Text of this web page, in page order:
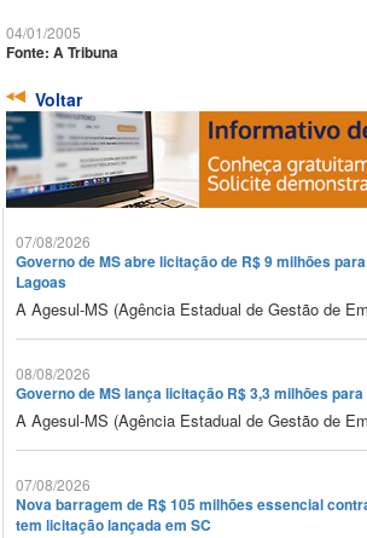
04/01/2005
Fonte: A Tribuna
Voltar
07/08/2026
Governo de MS abre licitação de R$ 9 milhões
Lagoas
A Agesul-MS (Agência Estadual de Gestão de
08/08/2026
Governo de MS lança licitação R$ 3,3 milhões
A Agesul-MS (Agência Estadual de Gestão de
07/08/2026
Nova barragem de R$ 105 milhões essencial
tem licitação lançada em SC